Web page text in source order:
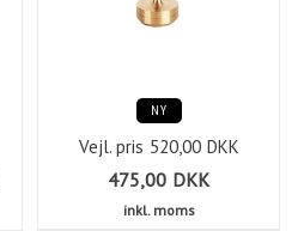
NY
Vejl. pris 520,00 DKK
475,00 DKK
inkl. moms